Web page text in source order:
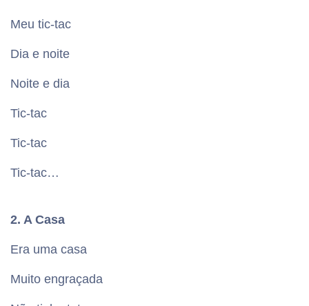
Meu tic-tac
Dia e noite
Noite e dia
Tic-tac
Tic-tac
Tic-tac…
2. A Casa
Era uma casa
Muito engraçada